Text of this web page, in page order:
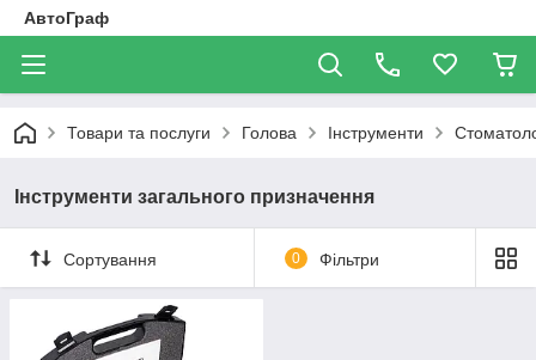
АвтоГраф
Товари та послуги Голова Інструменти
Інструменти загального призначення
Сортування 0 Фільтри